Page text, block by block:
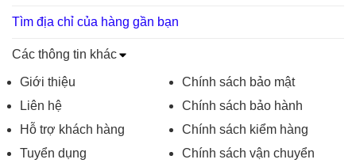
Tìm địa chỉ của hàng gần bạn
Các thông tin khác
Giới thiệu
Liên hệ
Hỗ trợ khách hàng
Tuyển dụng
Chính sách bảo mật
Chính sách bảo hành
Chính sách kiểm hàng
Chính sách vận chuyển